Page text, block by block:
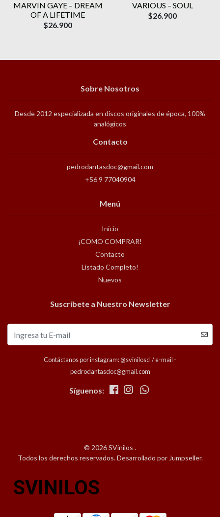
MARVIN GAYE – DREAM
OF A LIFETIME
$26.900
VARIOUS – SOUL
$26.900
Sobre Nosotros
Desde 2012 especializada en discos originales de época, 100%
analógicos
Contacto
pedrodantasdoc@gmail.com
+56 9 77040904
Menú
Inicio
¡COMO COMPRAR!
Contacto
Listado Completo!
Nuevos
Suscríbete a Nuestro Newsletter
Contáctanos por instagram: @sviniloscl / e-mail -
pedrodantasdoc@gmail.com
Síguenos:
© 2026 SVinilos .
Todos los derechos reservados.Desarrollado por Jumpseller.
SVINILOS